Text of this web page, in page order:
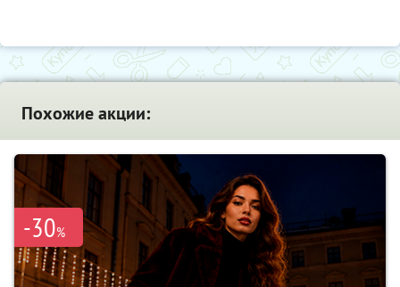
Похожие акции:
-30%